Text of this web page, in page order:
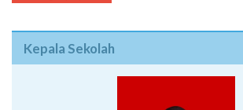
Kepala Sekolah